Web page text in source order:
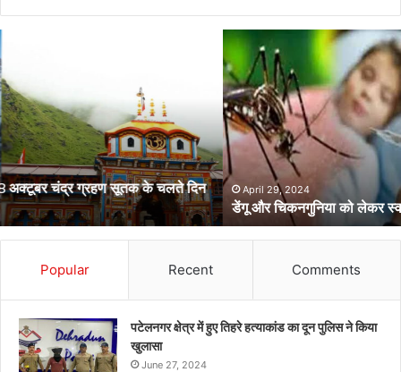
डेंगू
और
चिकनगुनिया
को
लेकर
स्वास्थ्य
विभाग
का
अर्लटApril 29, 2024
डेंगू और चिकनगुनिया को लेकर स्वास्थ्य विभाग का अर्लट
Popular Recent Comments
पटेलनगर क्षेत्र में हुए तिहरे हत्याकांड का दून पुलिस ने किया
खुलासा
June 27, 2024